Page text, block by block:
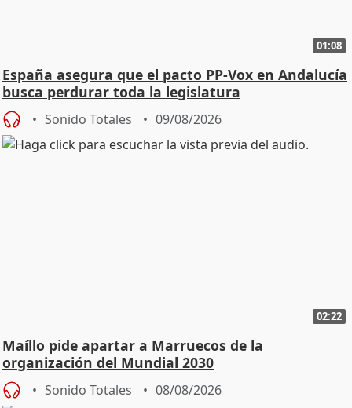
01:08
España asegura que el pacto PP-Vox en Andalucía
busca perdurar toda la legislatura
Sonido Totales 09/08/2026
02:22
Maíllo pide apartar a Marruecos de la
organización del Mundial 2030
Sonido Totales 08/08/2026